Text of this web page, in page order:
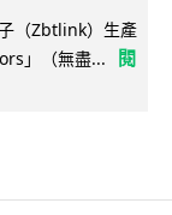
（Zbtlink）生產
」（無盡...
閱